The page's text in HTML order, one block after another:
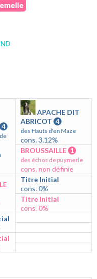
4
APACHE DIT
ABRICOT 4
des Hauts d'en Maze
cons. 3.12%
BROUSSAILLE 1
des échos de puymerle
cons. non définie
Titre Initial
cons. 0%
Titre Initial
cons. 0%